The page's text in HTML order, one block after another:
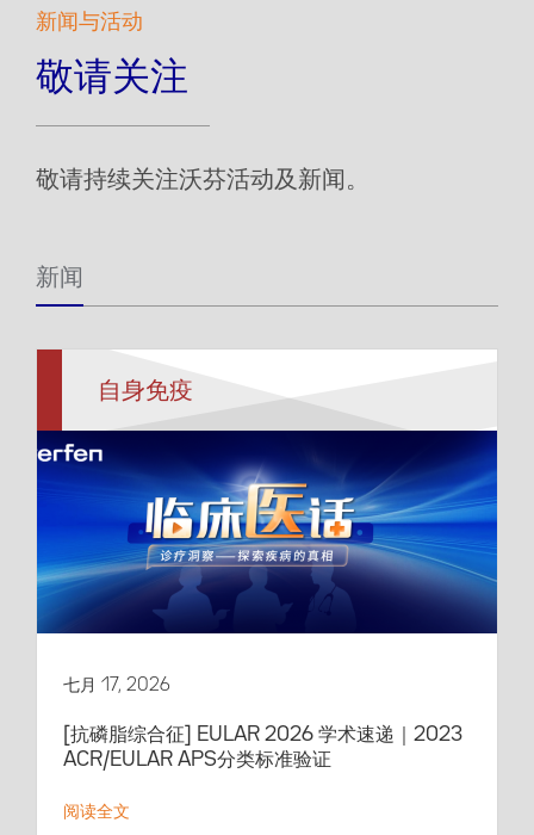
新闻与活动
敬请关注
敬请持续关注沃芬活动及新闻。
新闻
自身免疫
七月 17, 2026
[抗磷脂综合征] EULAR 2026 学术速递｜2023
ACR/EULAR APS分类标准验证
阅读全文